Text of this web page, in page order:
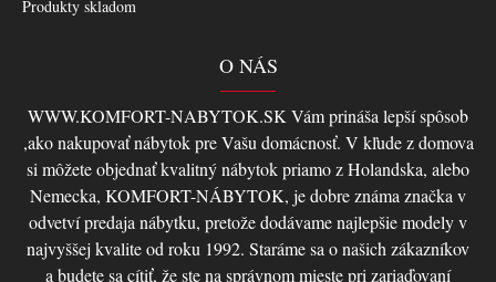
Produkty skladom
O NÁS
WWW.KOMFORT-NABYTOK.SK Vám prináša lepší spôsob
,ako nakupovať nábytok pre Vašu domácnosť. V kľude z domova
si môžete objednať kvalitný nábytok priamo z Holandska, alebo
Nemecka, KOMFORT-NÁBYTOK, je dobre známa značka v
odvetví predaja nábytku, pretože dodávame najlepšie modely v
najvyššej kvalite od roku 1992. Staráme sa o našich zákazníkov
a budete sa cítiť, že ste na správnom mieste pri zariaďovaní